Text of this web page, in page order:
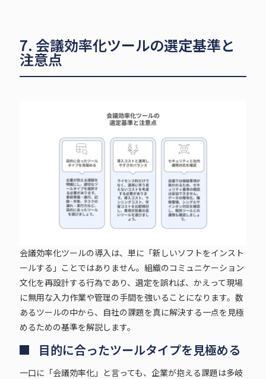
7. 会議効率化ツールの選定基準と
注意点
会議効率化ツールの導入は、単に「新しいソフトをインスト
ールする」ことではありません。組織のコミュニケーション
文化を再設計する行為であり、選定を誤れば、かえって現場
に無用な入力作業や管理の手間を強いることになります。数
あるツールの中から、自社の課題を真に解決する一点を見極
めるための基準を解説します。
目的に合ったツールタイプを見極める
一口に「会議効率化」と言っても、企業が抱える課題は多岐